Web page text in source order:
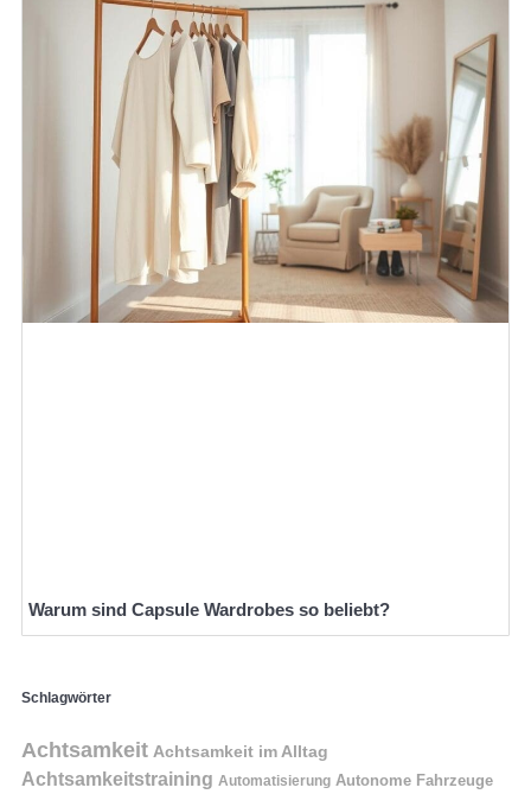
Warum sind Capsule Wardrobes so beliebt?
Schlagwörter
Achtsamkeit Achtsamkeit im Alltag
Achtsamkeitstraining Automatisierung Autonome Fahrzeuge